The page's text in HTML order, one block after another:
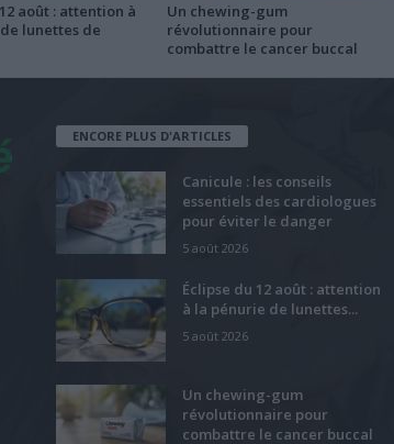
août : attention à
lunettes de
Un chewing-gum
révolutionnaire pour
combattre le cancer buccal
ENCORE PLUS D'ARTICLES
Canicule : les conseils
essentiels des cardiologues
pour éviter le danger
5 août 2026
Éclipse du 12 août : attention
à la pénurie de lunettes...
5 août 2026
Un chewing-gum
révolutionnaire pour
combattre le cancer buccal